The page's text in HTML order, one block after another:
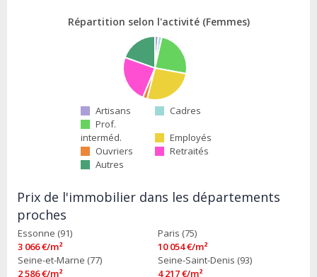
Répartition selon l'activité (Femmes)
Artisans
Cadres
Prof.
interméd.
Employés
Ouvriers
Retraités
Autres
Prix de l'immobilier dans les départements
proches
Essonne (91)
3 066 €/m²
Paris (75)
10 054 €/m²
Seine-et-Marne (77)
2 586 €/m²
Seine-Saint-Denis (93)
4 217 €/m²